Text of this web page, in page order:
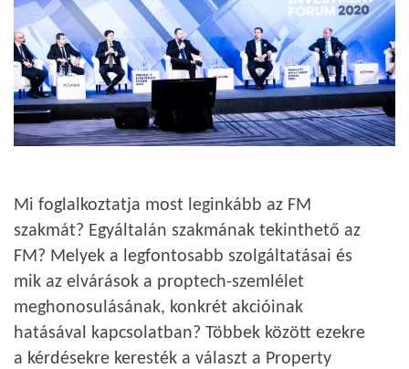
Mi foglalkoztatja most leginkább az FM
szakmát? Egyáltalán szakmának tekinthető az
FM? Melyek a legfontosabb szolgáltatásai és
mik az elvárások a proptech-szemlélet
meghonosulásának, konkrét akcióinak
hatásával kapcsolatban? Többek között ezekre
a kérdésekre keresték a választ a Property